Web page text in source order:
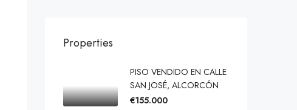
Properties
PISO VENDIDO EN CALLE
SAN JOSÉ, ALCORCÓN
€155.000